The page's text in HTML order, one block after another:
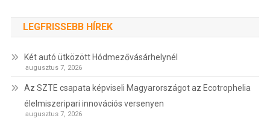
LEGFRISSEBB HÍREK
Két autó ütközött Hódmezővásárhelynél
augusztus 7, 2026
Az SZTE csapata képviseli Magyarországot az Ecotrophelia
élelmiszeripari innovációs versenyen
augusztus 7, 2026